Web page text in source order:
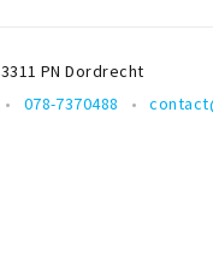
3311 PN Dordrecht
078-7370488